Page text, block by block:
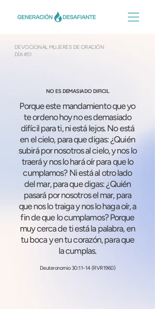
DEVOCIONAL MUJERES DE ORACIÓN
DÍA #51
NO ES DEMASIADO DIFICIL
Porque este mandamiento que yo
te ordeno hoy no es demasiado
difícil para ti, ni está lejos. No está
en el cielo, para que digas: ¿Quién
subirá por nosotros al cielo, y nos lo
traerá y nos lo hará oír para que lo
cumplamos? Ni está al otro lado
del mar, para que digas: ¿Quién
pasará por nosotros el mar, para
que nos lo traiga y nos lo haga oír, a
fin de que lo cumplamos? Porque
muy cerca de ti está la palabra, en
tu boca y en tu corazón, para que
la cumplas.
Deuteronomio 30:11-14 (RVR1960)